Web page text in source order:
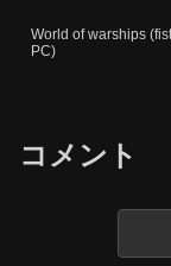
World of warships
PC)
コメント